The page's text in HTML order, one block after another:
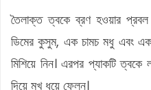
তৈলাক্ত ত্বকে ব্রণ হওয়ার প্রবল
ডিমের কুসুম, এক চামচ মধু এবং এক
মিশিয়ে নিন। এরপর প্যাকটি ত্বকে
দিয়ে মুখ ধুয়ে ফেলুন।